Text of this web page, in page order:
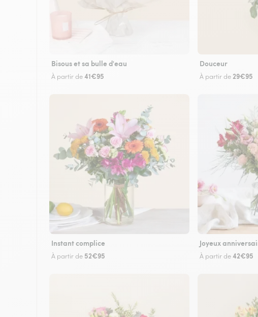
Bisous et sa bulle d'eau
À partir de41€95
Douceur
À partir de 29€95
Instant complice
À partir de 52€95
Joyeux
À partir de42€95